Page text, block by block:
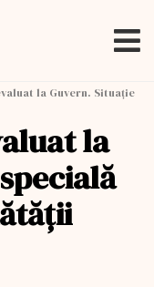
la Guvern. Situație
la